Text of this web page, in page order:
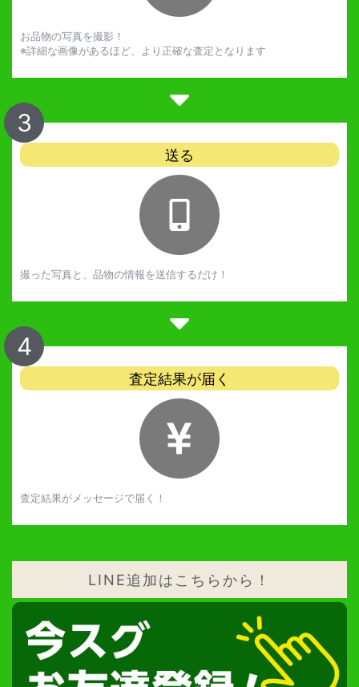
お品物の写真を撮影！
※詳細な画像があるほど、より正確な査定となります
3
送る
撮った写真と、品物の情報を送信するだけ！
4
査定結果が届く
査定結果がメッセージで届く！
LINE追加はこちらから！